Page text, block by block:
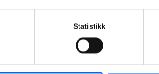
Statistikk
fremdrift i alle
med